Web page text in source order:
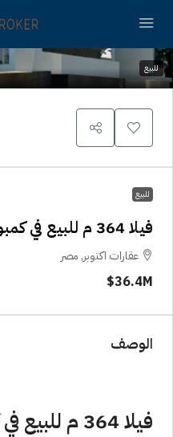
للبيع
للبيع
فيلا 364 م للبيع في كمبوند بادية 6 أكتوبر
عقارات اكتوبر, مصر
36.4M$
الوصف
فيلا 364 م للبيع في